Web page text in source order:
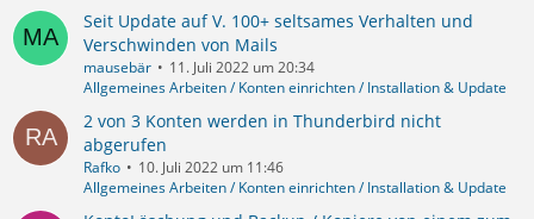
Seit Update auf V. 100+ seltsames Verhalten und
Verschwinden von Mails
mausebär
11. Juli 2022 um 20:34
Allgemeines Arbeiten / Konten einrichten / Installation & Update
2 von 3 Konten werden in Thunderbird nicht
abgerufen
Rafko
10. Juli 2022 um 11:46
Allgemeines Arbeiten / Konten einrichten / Installation & Update